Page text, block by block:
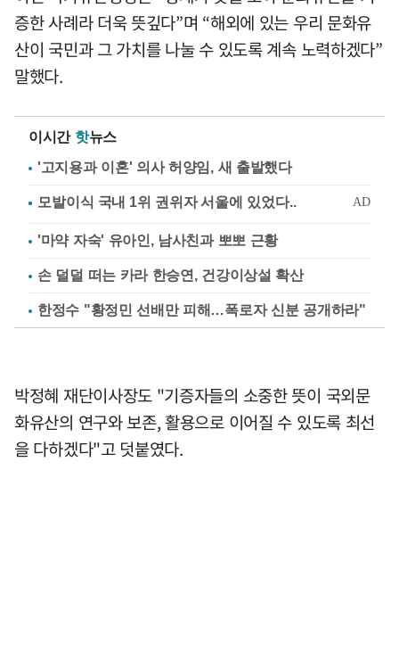
증한 사례라 더욱 뜻깊다”며 “해외에 있는 우리 문화유
산이 국민과 그 가치를 나눌 수 있도록 계속 노력하겠다”
말했다.
이시간 핫뉴스
'고지용과 이혼' 의사 허양임, 새 출발했다
'마약 자숙' 유아인, 남사친과 뽀뽀 근황
손 덜덜 떠는 카라 한승연, 건강이상설 확산
한정수 "황정민 선배만 피해…폭로자 신분 공개하라"
박정혜 재단이사장도 "기증자들의 소중한 뜻이 국외문
화유산의 연구와 보존, 활용으로 이어질 수 있도록 최선
을 다하겠다"고 덧붙였다.